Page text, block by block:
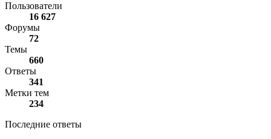
Пользователи
16 627
Форумы
72
Темы
660
Ответы
341
Метки тем
234
Последние ответы